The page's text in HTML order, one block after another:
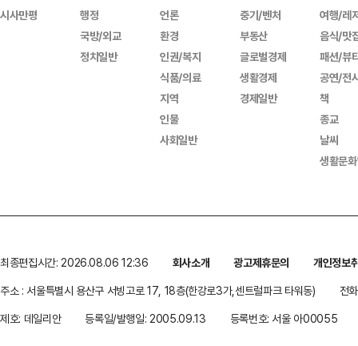
시사만평
행정
국방/외교
정치일반
언론
환경
인권/복지
식품/의료
지역
인물
사회일반
중기/벤처
부동산
글로벌경제
생활경제
경제일반
여행/레
음식/맛
패션/뷰
공연/전
책
종교
날씨
생활문
최종편집시간: 2026.08.06 12:36 회사소개 광고제휴문의
개인정보
주소 : 서울특별시 용산구 서빙고로 17, 18층(한강로3가,센트럴파크 타워동)
전
제호: 데일리안
등록일/발행일: 2005.09.13 등록번호: 서울 아00055